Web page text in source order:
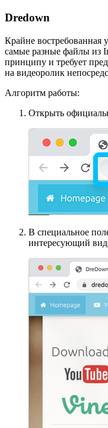
Dredown
Крайне востребованная
самые разные файлы из
принципу и требует
на видеоролик
Алгоритм работы:
Открыть
В специальное
интересующий